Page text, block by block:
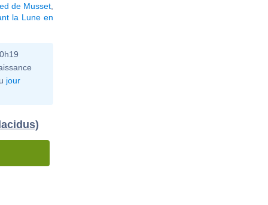
de Musset
la Lune en
jour